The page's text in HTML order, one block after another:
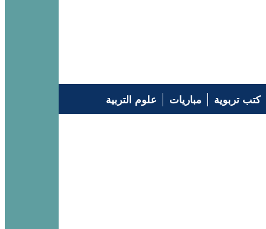
كتب تربوية مباريات
علوم التربية